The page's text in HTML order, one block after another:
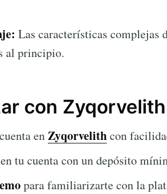
Las características complejas
al principio.
con Zyqorvelith
enZyqorvelithcon
en tu cuenta con un depósito
para familiarizarte con la